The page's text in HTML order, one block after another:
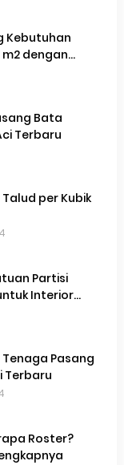
Kebutuhan
dengan
Bata
Terbaru
per Kubik
Partisi
Interior
Pasang
Terbaru
Roster?